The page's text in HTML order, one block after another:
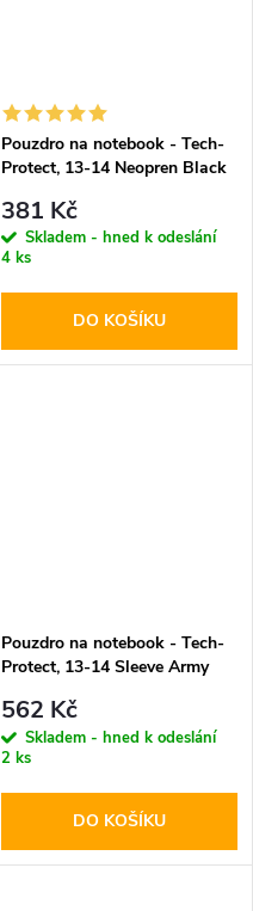
Pouzdro na notebook - Tech-
Protect, 13-14 Neopren Black
381 Kč
Skladem - hned k odeslání
4 ks
DO KOŠÍKU
Pouzdro na notebook - Tech-
Protect, 13-14 Sleeve Army
562 Kč
Skladem - hned k odeslání
2 ks
DO KOŠÍKU